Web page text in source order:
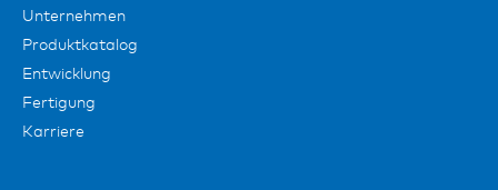
Unternehmen
Produktkatalog
Entwicklung
Fertigung
Karriere